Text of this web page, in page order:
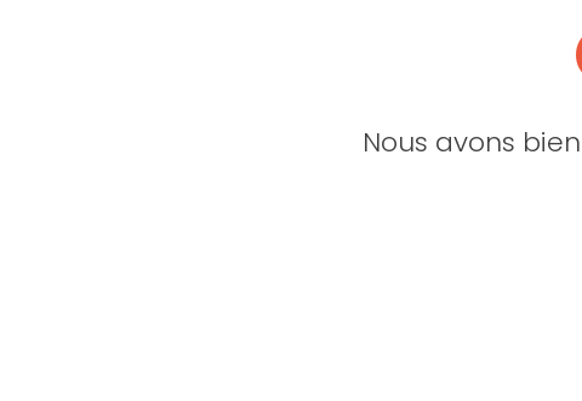
Nous avons